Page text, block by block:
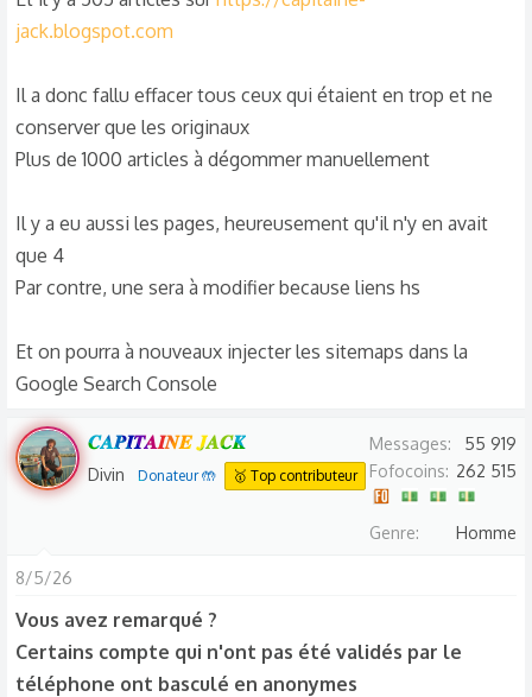
jack.blogspot.com
Il a donc fallu effacer tous ceux qui étaient en trop et ne
conserver que les originaux
Plus de 1000 articles à dégommer manuellement
Il y a eu aussi les pages, heureusement qu'il n'y en avait
que 4
Par contre, une sera à modifier because liens hs
Et on pourra à nouveaux injecter les sitemaps dans la
Google Search Console
𝑪𝑨𝑷𝑰𝑻𝑨𝑰𝑵𝑬 𝑱𝑨𝑪𝑲
Divin Donateur 🤲 🥇 Top contributeur
Messages
55 919
Fofocoins
262 515
Genre Homme
8/5/26
Vous avez remarqué ?
Certains compte qui n'ont pas été validés par le
téléphone ont basculé en anonymes